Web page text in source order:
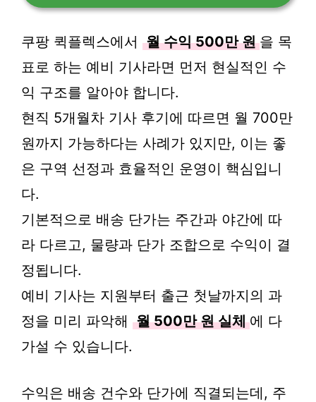
쿠팡 퀵플렉스에서 월 수익 500만 원 을 목
표로 하는 예비 기사라면 먼저 현실적인 수
익 구조를 알아야 합니다.
현직 5개월차 기사 후기에 따르면 월 700만
원까지 가능하다는 사례가 있지만, 이는 좋
은 구역 선정과 효율적인 운영이 핵심입니
다.
기본적으로 배송 단가는 주간과 야간에 따
라 다르고, 물량과 단가 조합으로 수익이 결
정됩니다.
예비 기사는 지원부터 출근 첫날까지의 과
정을 미리 파악해 월 500만 원 실체 에 다
가설 수 있습니다.
수익은 배송 건수와 단가에 직결되는데, 주